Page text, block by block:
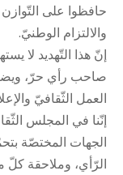
حافظوا على التّوازن
والالتزام الوطنيّ.
إنّ هذا التّهديد
صاحب رأي حرّ،
العمل الثّقافيّ
إنّنا في المجلس
الجهات المختصّة
الرّأي، وملاحقة كلّ